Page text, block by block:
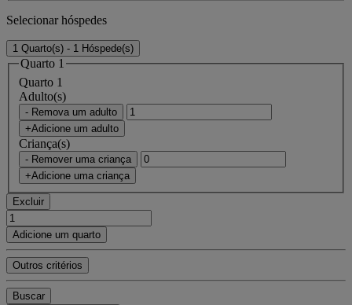
Selecionar hóspedes
1 Quarto(s) - 1 Hóspede(s)
Quarto 1
Quarto 1
Adulto(s)
- Remova um adulto
+Adicione um adulto
Criança(s)
- Remover uma criança
+Adicione uma criança
Excluir
Adicione um quarto
Outros critérios
Buscar